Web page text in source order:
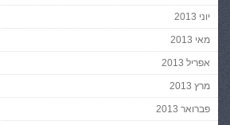
יוני 2013
מאי 2013
אפריל 2013
מרץ 2013
פברואר 2013